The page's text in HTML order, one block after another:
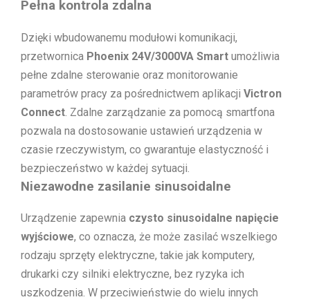
Pełna kontrola zdalna
Dzięki wbudowanemu modułowi komunikacji,
przetwornica Phoenix 24V/3000VA Smart umożliwia
pełne zdalne sterowanie oraz monitorowanie
parametrów pracy za pośrednictwem aplikacji Victron
Connect . Zdalne zarządzanie za pomocą smartfona
pozwala na dostosowanie ustawień urządzenia w
czasie rzeczywistym, co gwarantuje elastyczność i
bezpieczeństwo w każdej sytuacji.
Niezawodne zasilanie sinusoidalne
Urządzenie zapewnia czysto sinusoidalne napięcie
wyjściowe, co oznacza, że może zasilać wszelkiego
rodzaju sprzęty elektryczne, takie jak komputery,
drukarki czy silniki elektryczne, bez ryzyka ich
uszkodzenia. W przeciwieństwie do wielu innych